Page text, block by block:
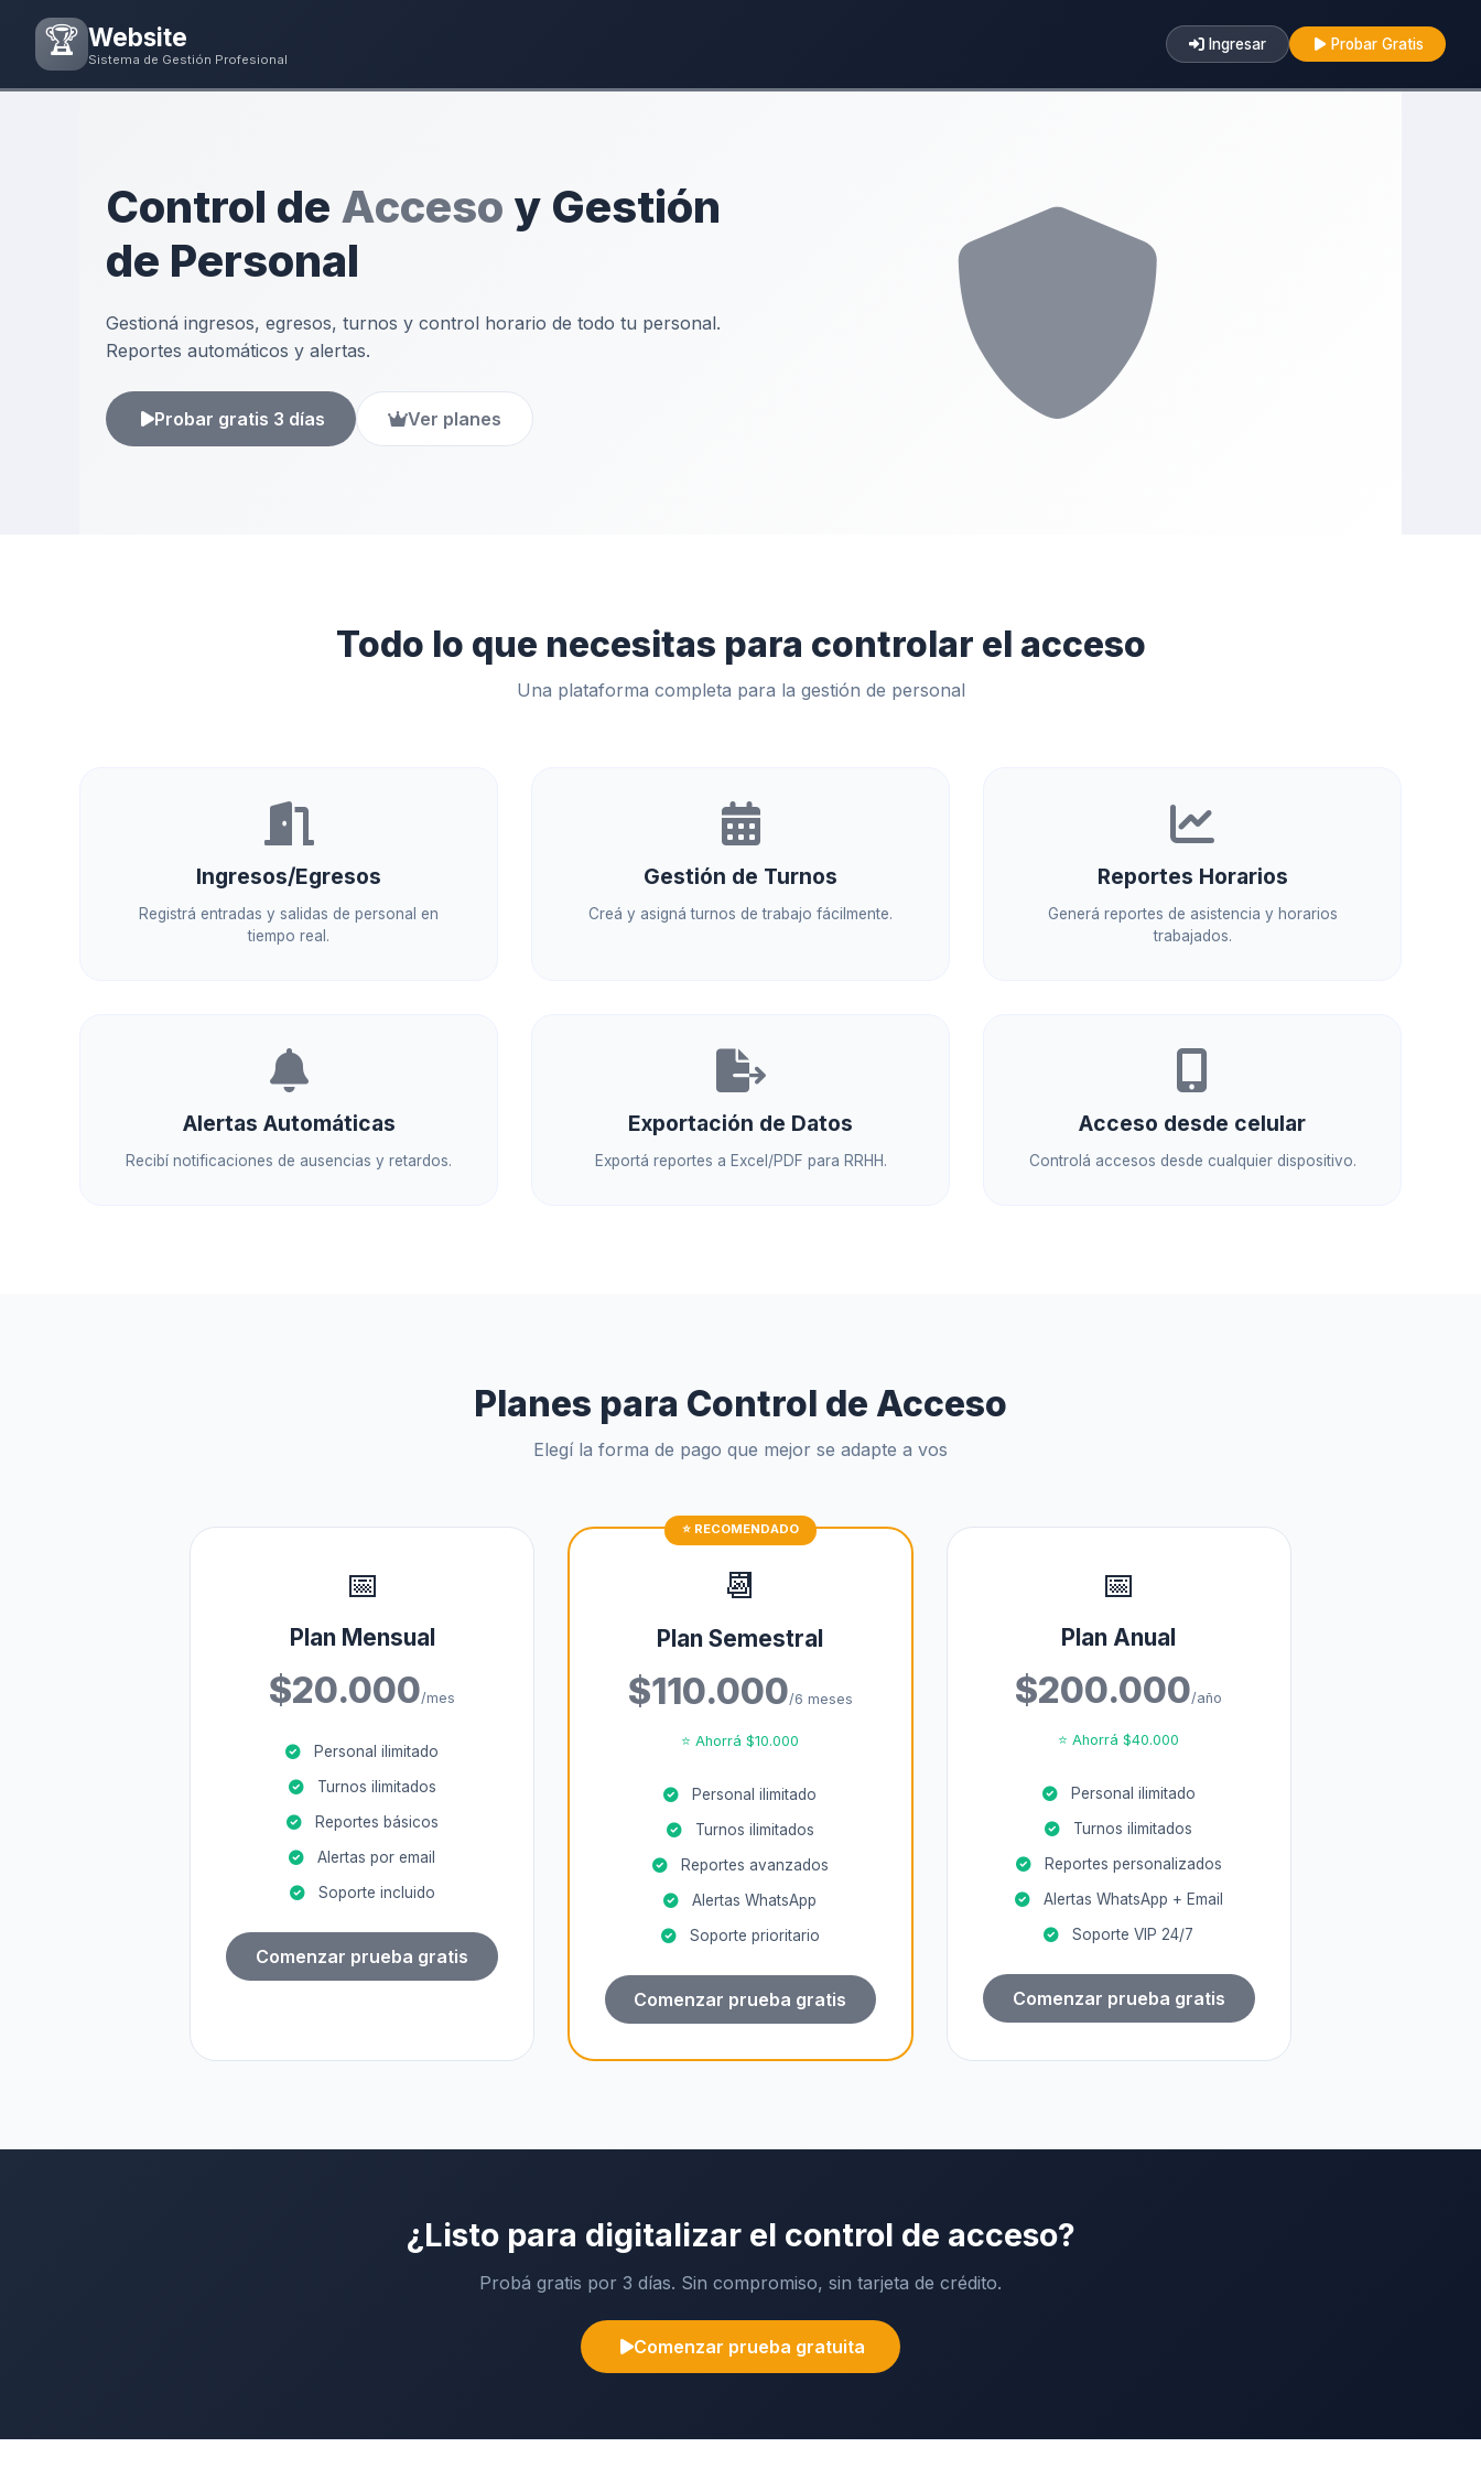
🏆 Website
Sistema de Gestión Profesional
Ingresar Probar Gratis
Control de Acceso y Gestión
de Personal
Gestioná ingresos, egresos, turnos y control horario de todo tu personal.
Reportes automáticos y alertas.
Probar gratis 3 días Ver planes
Todo lo que necesitas para controlar el acceso
Una plataforma completa para la gestión de personal
Ingresos/Egresos
Registrá entradas y salidas de personal en
tiempo real.
Gestión de Turnos
Creá y asigná turnos de trabajo fácilmente.
Reportes Horarios
Generá reportes de asistencia y horarios
trabajados.
Alertas Automáticas
Recibí notificaciones de ausencias y retardos.
Exportación de Datos
Exportá reportes a Excel/PDF para RRHH.
Acceso desde celular
Controlá accesos desde cualquier dispositivo.
Planes para Control de Acceso
Elegí la forma de pago que mejor se adapte a vos
📅
Plan Mensual
$20.000/mes
Personal ilimitado
Turnos ilimitados
Reportes básicos
Alertas por email
Soporte incluido
Comenzar prueba gratis
📆
Plan Semestral
$110.000/6 meses
⭐ Ahorrá $10.000
Personal ilimitado
Turnos ilimitados
Reportes avanzados
Alertas WhatsApp
Soporte prioritario
Comenzar prueba gratis
📅
Plan Anual
$200.000/año
⭐ Ahorrá $40.000
Personal ilimitado
Turnos ilimitados
Reportes personalizados
Alertas WhatsApp + Email
Soporte VIP 24/7
Comenzar prueba gratis
¿Listo para digitalizar el control de acceso?
Probá gratis por 3 días. Sin compromiso, sin tarjeta de crédito.
Comenzar prueba gratuita